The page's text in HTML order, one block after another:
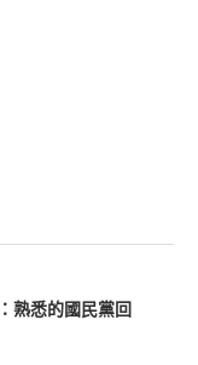
熟悉的國民黨回